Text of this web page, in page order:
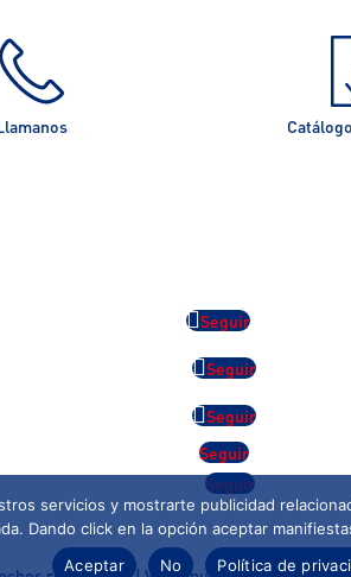
Seguir
Seguir
Seguir
Seguir
Seguir
servicios y mostrarte publicidad
Dando click en la opción aceptar
Aceptar
No Política de